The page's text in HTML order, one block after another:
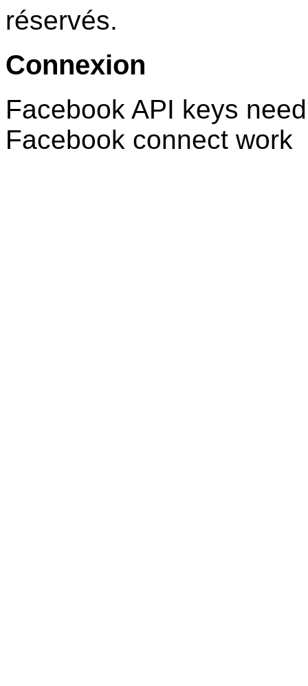
réservés.
Connexion
Facebook API keys
Facebook connect work